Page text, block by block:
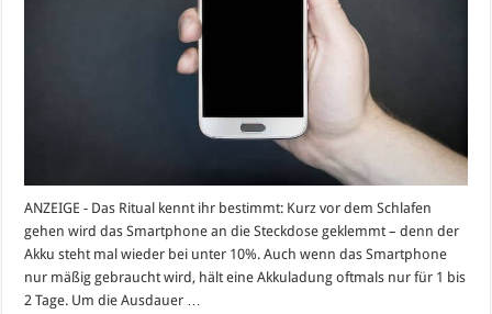
ANZEIGE - Das Ritual kennt ihr bestimmt: Kurz vor dem Schlafen
gehen wird das Smartphone an die Steckdose geklemmt – denn der
Akku steht mal wieder bei unter 10%. Auch wenn das Smartphone
nur mäßig gebraucht wird, hält eine Akkuladung oftmals nur für 1 bis
2 Tage. Um die Ausdauer …